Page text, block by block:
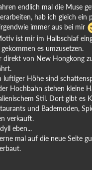
endlich mal die Muse
hab ich gleich ein
immer aus bei mir
ist mir im Halbschlaf
es umzusetzen.
direkt von New Hongkong
luftiger Höhe sind
Hochbahn stehen kleine
Stil. Dort gibt es
und Bademoden,
verkauft.
eben...
mal auf die neue Seite